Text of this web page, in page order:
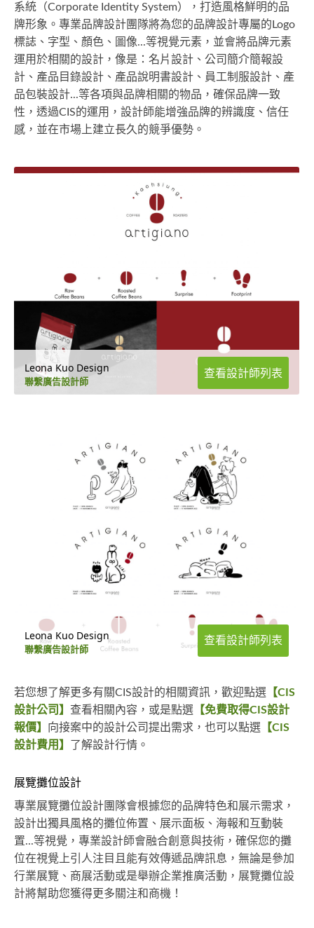
系統（Corporate Identity System），打造風格鮮明的品
牌形象。專業品牌設計團隊將為您的品牌設計專屬的Logo
標誌、字型、顏色、圖像...等視覺元素，並會將品牌元素
運用於相關的設計，像是：名片設計、公司簡介簡報設
計、產品目錄設計、產品說明書設計、員工制服設計、產
品包裝設計...等各項與品牌相關的物品，確保品牌一致
性，透過CIS的運用，設計師能增強品牌的辨識度、信任
感，並在市場上建立長久的競爭優勢。
Leona Kuo Design
聯繫廣告設計師
查看設計師列表
Leona Kuo Design
聯繫廣告設計師
查看設計師列表
若您想了解更多有關CIS設計的相關資訊，歡迎點選 【CIS
設計公司】 查看相關內容，或是點選 【免費取得CIS設計
報價】
向接案中的設計公司提出需求，也可以點選 【CIS
設計費用】
了解設計行情。
展覽攤位設計
專業展覽攤位設計團隊會根據您的品牌特色和展示需求，
設計出獨具風格的攤位佈置、展示面板、海報和互動裝
置...等視覺，專業設計師會融合創意與技術，確保您的攤
位在視覺上引人注目且能有效傳遞品牌訊息，無論是參加
行業展覽、商展活動或是舉辦企業推廣活動，展覽攤位設
計將幫助您獲得更多關注和商機！